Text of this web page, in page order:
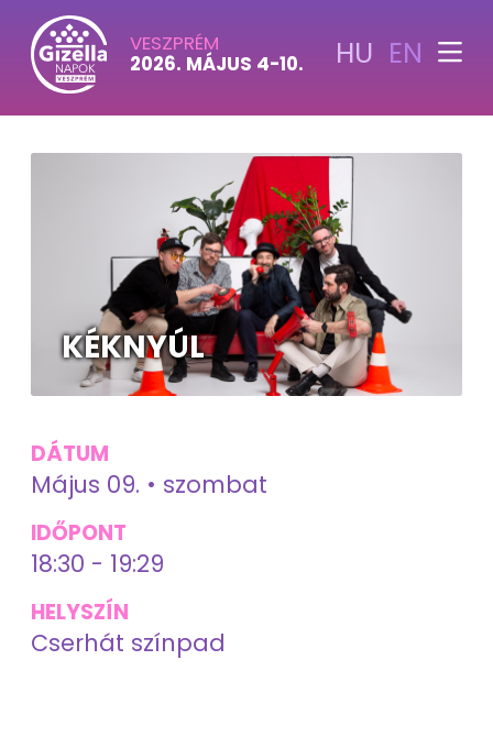
VESZPRÉM
2026. MÁJUS 4-10. HU EN
KÉKNYÚL
DÁTUM
Május 09. • szombat
IDŐPONT
18:30 - 19:29
HELYSZÍN
Cserhát színpad